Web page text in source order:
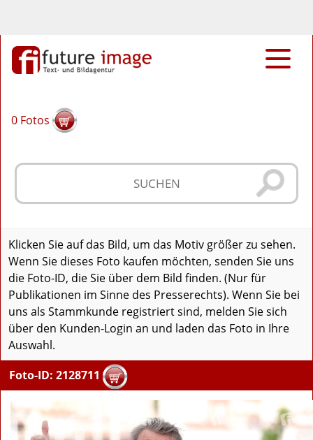
0 Fotos
Klicken Sie auf das Bild, um das Motiv größer zu sehen.
Wenn Sie dieses Foto kaufen möchten, senden Sie uns
die Foto-ID, die Sie über dem Bild finden. (Nur für
Publikationen im Sinne des Presserechts). Wenn Sie bei
uns als Stammkunde registriert sind, melden Sie sich
über den Kunden-Login an und laden das Foto in Ihre
Auswahl.
Foto-ID: 2128711